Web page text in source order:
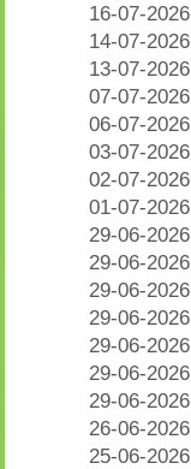
16-07-2026
14-07-2026
13-07-2026
07-07-2026
06-07-2026
03-07-2026
02-07-2026
01-07-2026
29-06-2026
29-06-2026
29-06-2026
29-06-2026
29-06-2026
29-06-2026
29-06-2026
26-06-2026
25-06-2026